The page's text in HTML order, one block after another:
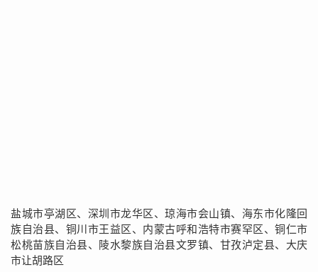
盐城市亭湖区、深圳市龙华区、琼海市会山镇、海东市化隆回
族自治县、铜川市王益区、内蒙古呼和浩特市赛罕区、铜仁市
松桃苗族自治县、陵水黎族自治县文罗镇、甘孜泸定县、大庆
市让胡路区